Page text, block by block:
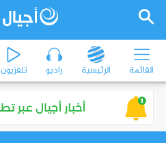
القائمة الرئيسية راديو تلفزيون